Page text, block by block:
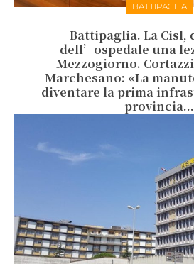
BATTIPAGLIA
Battipaglia. La Cisl,
dell’ospedale una
Mezzogiorno.
Marchesano: «La
diventare la prima
provincia...